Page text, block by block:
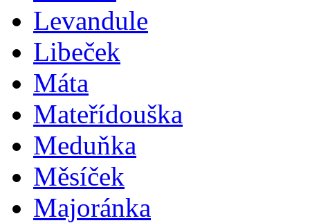
Levandule
Libeček
Máta
Mateřídouška
Meduňka
Měsíček
Majoránka